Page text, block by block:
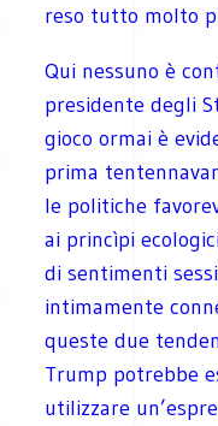
reso tutto molto
Qui nessuno è
presidente degli
gioco ormai è
prima
le politiche
ai princìpi
di sentimenti
intimamente
queste due
Trump potrebbe
utilizzare